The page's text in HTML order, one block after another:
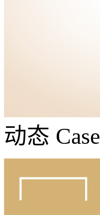
动态 Case